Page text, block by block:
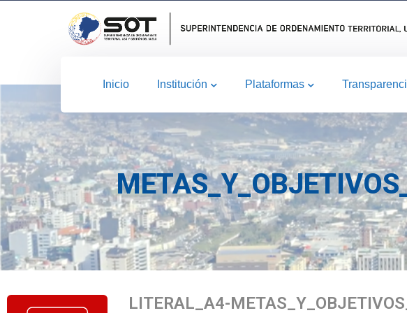
Inicio Institución Plataformas
LITERAL_A4-